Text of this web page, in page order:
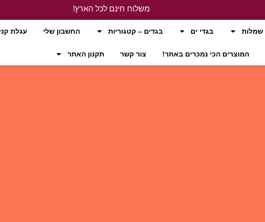
משלוח חינם לכל הארץ!
שמלות בגדי ים בגדים – קטגוריות החשבון שלי עגלת
המוצרים הכי נמכרים באתר! צור קשר תקנון האתר